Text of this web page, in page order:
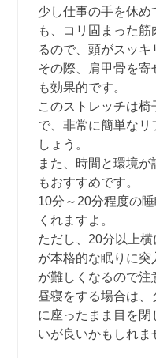
少し仕事の手を休
も、コリ固まった
るので、頭がスッキ
その際、肩甲骨を寄
も効果的です。
このストレッチは
で、非常に簡単な
しょう。
また、時間と環境
もおすすめです。
10分～20分程度の
くれますよ。
ただし、20分以上
が本格的な眠りに
が難しくなるので注
昼寝をする場合は
に座ったまま目を閉
いが良いかもしれま